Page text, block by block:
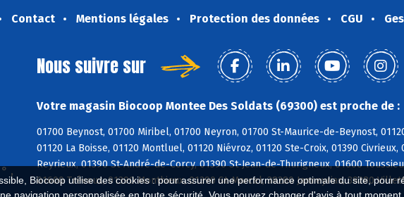
Biocoop utilise des cookies : pour assurer une performance optimale du site,
Contact Mentions légales Protection des données CGU
,
Nous suivre sur
Votre magasin Biocoop Montee Des Soldats (69300) est proche de :
01700 Beynost, 01700 Miribel, 01700 Neyron, 01700 St-Maurice-de-Beynost,
01120 La Boisse, 01120 Montluel, 01120 Niévroz, 01120 Ste-Croix, 01390
Reyrieux, 01390 St-André-de-Corcy, 01390 St-Jean-de-Thurigneux, 01600
01600 Trévoux, 01390 Monthieux, 01390 St-Marcel, 38280 Janneyrias, 38280